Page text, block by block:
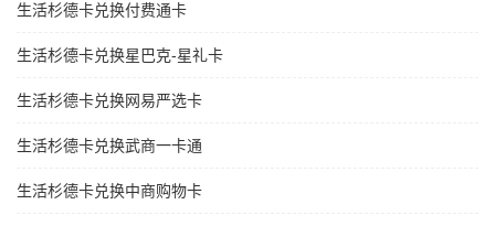
生活杉德卡兑换付费通卡
生活杉德卡兑换星巴克-星礼卡
生活杉德卡兑换网易严选卡
生活杉德卡兑换武商一卡通
生活杉德卡兑换中商购物卡